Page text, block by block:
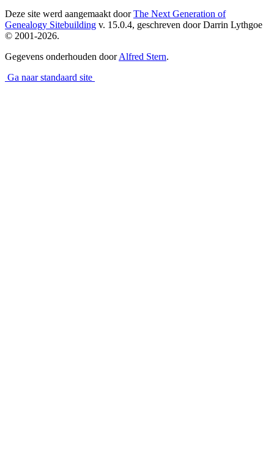
Deze site werd aangemaakt doorThe Next Generation of
Genealogy Sitebuilding v. 15.0.4, geschreven door Darrin Lythgoe
© 2001-2026.
Gegevens onderhouden doorAlfred Stern.
Ga naar standaard site